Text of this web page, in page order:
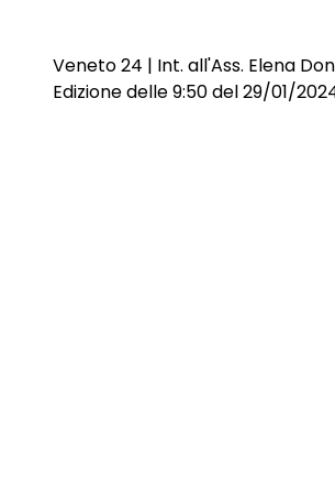
Veneto 24 | Int. all'Ass. Elena
Edizione delle 9:50 del 29/01/